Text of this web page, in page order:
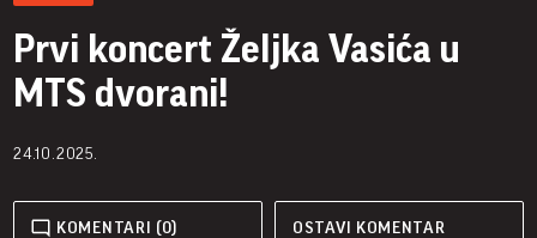
Prvi koncert Željka Vasića u
MTS dvorani!
24.10.2025.
KOMENTARI (0) OSTAVI KOMENTAR